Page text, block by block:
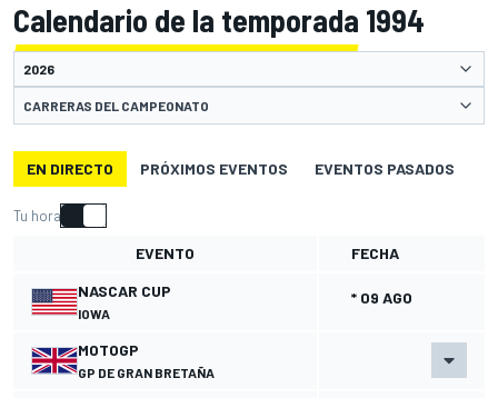
Calendario de la temporada 1994
CARRERAS DEL CAMPEONATO
EN DIRECTO PRÓXIMOS EVENTOS EVENTOS PASADOS
Tu hora
EVENTO
FECHA
NASCAR CUP
IOWA
* 09 AGO
MOTOGP
GP DE GRAN BRETAÑA